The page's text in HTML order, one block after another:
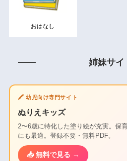
おはなし
姉妹サイ
🖍️ 幼児向け専門サイト
ぬりえキッズ
2〜6歳に特化した塗り絵が充実。保
にも最適。登録不要・無料PDF。
📥 無料で見る →